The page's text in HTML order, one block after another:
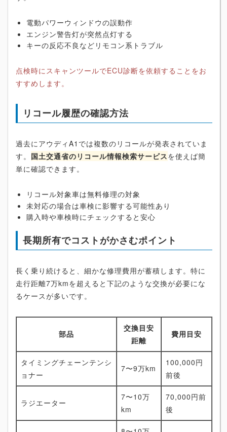
電動パワーウィンドウの誤動作
エンジン警告灯が突然点灯する
キーの反応不良などリモコン系トラブル
点検時にスキャンツールでECU診断を依頼することをお
すすめします。
リコール履歴の確認方法
過去にアウディA1では複数のリコールが発表されていま
す。 国土交通省のリコール情報検索サービスを使えば簡
単に確認できます。
リコール対象車は無料修理の対象
未対応の場合は車検に影響する可能性あり
購入時や車検時にチェックすると安心
長期所有でコストがかさむポイント
長く乗り続けると、細かな修理費用が蓄積します。特に
走行距離7万kmを超えると下記のような交換が必要にな
るケースが多いです。
部品
交換目安
距離
費用目安
タイミングチェーンテンシ
ョナー
7〜9万km
100,000円
前後
ラジエーター
7〜10万
km
70,000円前
後